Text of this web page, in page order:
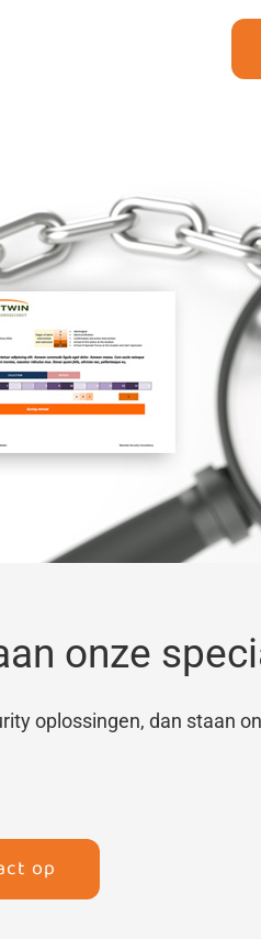
onze
oplossingen, dan staan
op